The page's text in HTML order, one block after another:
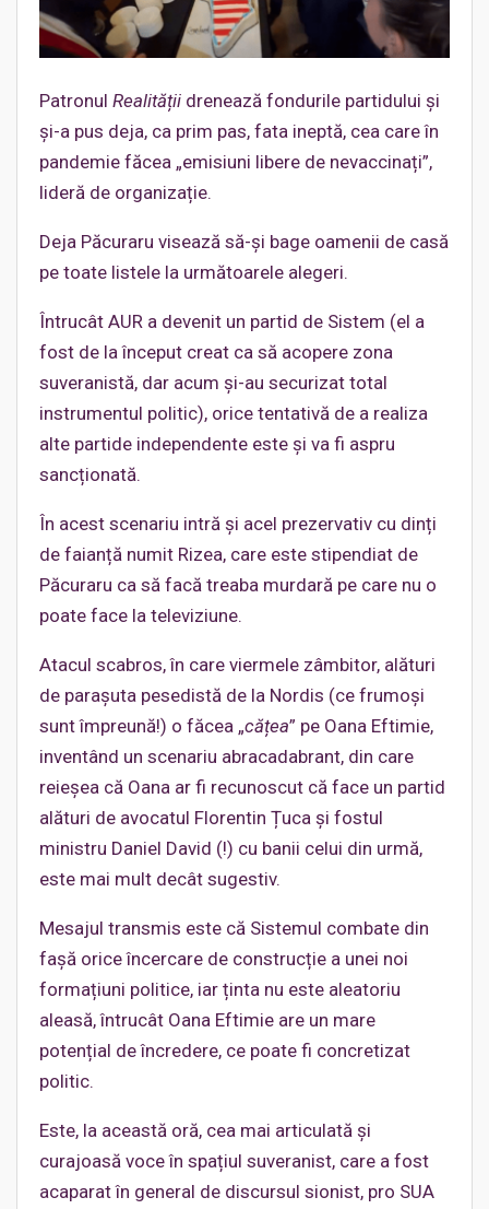
Patronul Realității drenează fondurile partidului și
și-a pus deja, ca prim pas, fata ineptă, cea care în
pandemie făcea „emisiuni libere de nevaccinați”,
lideră de organizație.
Deja Păcuraru visează să-și bage oamenii de casă
pe toate listele la următoarele alegeri.
Întrucât AUR a devenit un partid de Sistem (el a
fost de la început creat ca să acopere zona
suveranistă, dar acum și-au securizat total
instrumentul politic), orice tentativă de a realiza
alte partide independente este și va fi aspru
sancționată.
În acest scenariu intră și acel prezervativ cu dinți
de faianță numit Rizea, care este stipendiat de
Păcuraru ca să facă treaba murdară pe care nu o
poate face la televiziune.
Atacul scabros, în care viermele zâmbitor, alături
de parașuta pesedistă de la Nordis (ce frumoși
sunt împreună!) o făcea „cățea” pe Oana Eftimie,
inventând un scenariu abracadabrant, din care
reieșea că Oana ar fi recunoscut că face un partid
alături de avocatul Florentin Țuca și fostul
ministru Daniel David (!) cu banii celui din urmă,
este mai mult decât sugestiv.
Mesajul transmis este că Sistemul combate din
fașă orice încercare de construcție a unei noi
formațiuni politice, iar ținta nu este aleatoriu
aleasă, întrucât Oana Eftimie are un mare
potențial de încredere, ce poate fi concretizat
politic.
Este, la această oră, cea mai articulată și
curajoasă voce în spațiul suveranist, care a fost
acaparat în general de discursul sionist, pro SUA